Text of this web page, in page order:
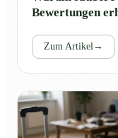
Bewertungen
Zum Artikel →